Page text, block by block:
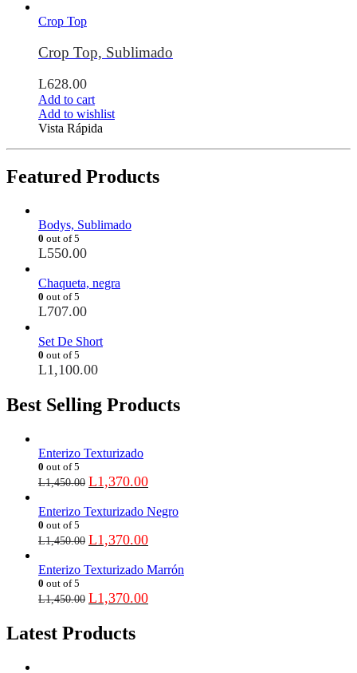
Crop Top
Crop Top, Sublimado
L628.00
Add to cart
Add to wishlist
Vista Rápida
Featured Products
Bodys, Sublimado
0 out of 5
L550.00
Chaqueta, negra
0 out of 5
L707.00
Set De Short
0 out of 5
L1,100.00
Best Selling Products
Enterizo Texturizado
0 out of 5
L1,450.00 L1,370.00
Enterizo Texturizado Negro
0 out of 5
L1,450.00 L1,370.00
Enterizo Texturizado Marrón
0 out of 5
L1,450.00 L1,370.00
Latest Products